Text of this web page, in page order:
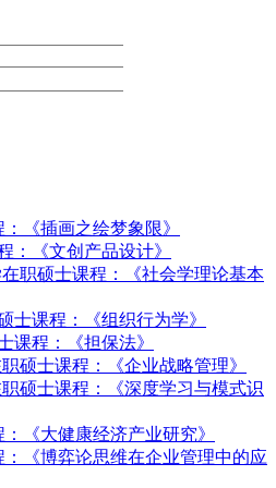
《插画之绘梦象限》
：《文创产品设计》
职硕士课程：《社会学理论基本
士课程：《组织行为学》
课程：《担保法》
硕士课程：《企业战略管理》
硕士课程：《深度学习与模式识
《大健康经济产业研究》
：《博弈论思维在企业管理中的应